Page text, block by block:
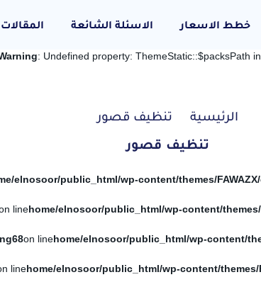
خطط الاسعار الاسئلة الشائعة المقالات
: Undefined property: ThemeStatic::$packsPath in
الرئيسية تنظيف قصور
تنظيف قصور
line
on line
68
line